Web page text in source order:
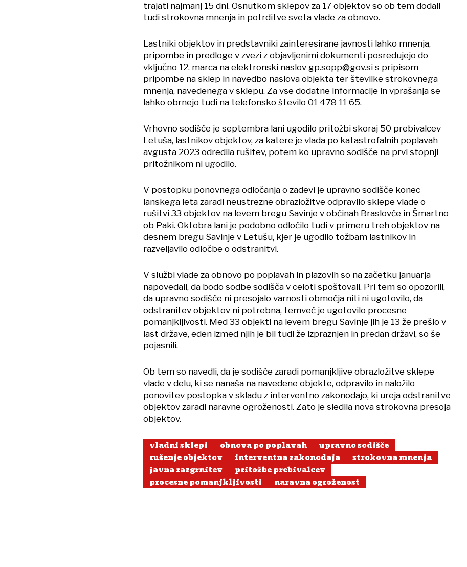
trajati najmanj 15 dni. Osnutkom sklepov za 17 objektov so ob tem dodali
tudi strokovna mnenja in potrditve sveta vlade za obnovo.
Lastniki objektov in predstavniki zainteresirane javnosti lahko mnenja,
pripombe in predloge v zvezi z objavljenimi dokumenti posredujejo do
vključno 12. marca na elektronski naslov gp.sopp@gov.si s pripisom
pripombe na sklep in navedbo naslova objekta ter številke strokovnega
mnenja, navedenega v sklepu. Za vse dodatne informacije in vprašanja se
lahko obrnejo tudi na telefonsko število 01 478 11 65.
Vrhovno sodišče je septembra lani ugodilo pritožbi skoraj 50 prebivalcev
Letuša, lastnikov objektov, za katere je vlada po katastrofalnih poplavah
avgusta 2023 odredila rušitev, potem ko upravno sodišče na prvi stopnji
pritožnikom ni ugodilo.
V postopku ponovnega odločanja o zadevi je upravno sodišče konec
lanskega leta zaradi neustrezne obrazložitve odpravilo sklepe vlade o
rušitvi 33 objektov na levem bregu Savinje v občinah Braslovče in Šmartno
ob Paki. Oktobra lani je podobno odločilo tudi v primeru treh objektov na
desnem bregu Savinje v Letušu, kjer je ugodilo tožbam lastnikov in
razveljavilo odločbe o odstranitvi.
V službi vlade za obnovo po poplavah in plazovih so na začetku januarja
napovedali, da bodo sodbe sodišča v celoti spoštovali. Pri tem so opozorili,
da upravno sodišče ni presojalo varnosti območja niti ni ugotovilo, da
odstranitev objektov ni potrebna, temveč je ugotovilo procesne
pomanjkljivosti. Med 33 objekti na levem bregu Savinje jih je 13 že prešlo v
last države, eden izmed njih je bil tudi že izpraznjen in predan državi, so še
pojasnili.
Ob tem so navedli, da je sodišče zaradi pomanjkljive obrazložitve sklepe
vlade v delu, ki se nanaša na navedene objekte, odpravilo in naložilo
ponovitev postopka v skladu z interventno zakonodajo, ki ureja odstranitve
objektov zaradi naravne ogroženosti. Zato je sledila nova strokovna presoja
objektov.
vladni sklepi obnova po poplavah
upravno sodišče
rušenje objektov
interventna zakonodaja
strokovna mnenja
javna razgrnitev
pritožbe prebivalcev
procesne pomanjkljivosti
naravna ogroženost